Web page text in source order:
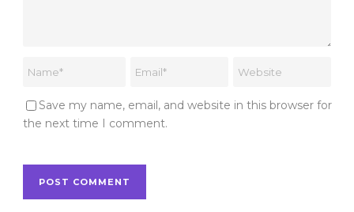
Save my name, email, and website in this browser for
the next time I comment.